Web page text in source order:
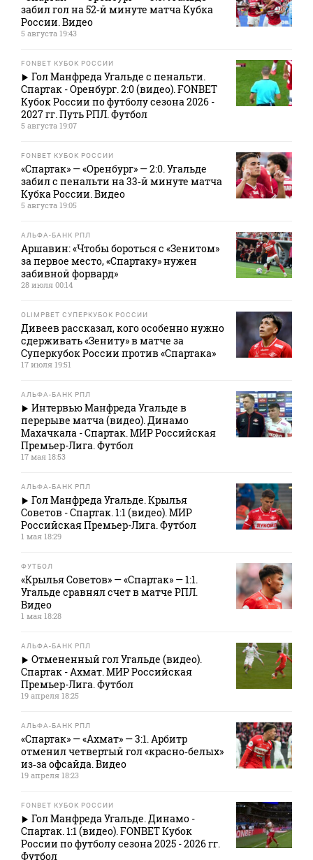
забил гол на 52‑й минуте матча Кубка
России. Видео
5 августа 19:43
FONBET КУБОК РОССИИ
Гол Манфреда Угальде с пенальти.
Спартак - Оренбург. 2:0 (видео). FONBET
Кубок России по футболу сезона 2026 -
2027 гг. Путь РПЛ. Футбол
5 августа 19:07
FONBET КУБОК РОССИИ
«Спартак» — «Оренбург» — 2:0. Угальде
забил с пенальти на 33‑й минуте матча
Кубка России. Видео
5 августа 19:05
АЛЬФА-БАНК РПЛ
Аршавин: «Чтобы бороться с «Зенитом»
за первое место, «Спартаку» нужен
забивной форвард»
28 июля 00:14
OLIMPBET СУПЕРКУБОК РОССИИ
Дивеев рассказал, кого особенно нужно
сдерживать «Зениту» в матче за
Суперкубок России против «Спартака»
17 июля 19:51
АЛЬФА-БАНК РПЛ
Интервью Манфреда Угальде в
перерыве матча (видео). Динамо
Махачкала - Спартак. МИР Российская
Премьер-Лига. Футбол
17 мая 18:53
АЛЬФА-БАНК РПЛ
Гол Манфреда Угальде. Крылья
Советов - Спартак. 1:1 (видео). МИР
Российская Премьер-Лига. Футбол
1 мая 18:29
ФУТБОЛ
«Крылья Советов» — «Спартак» — 1:1.
Угальде сравнял счет в матче РПЛ.
Видео
1 мая 18:28
АЛЬФА-БАНК РПЛ
Отмененный гол Угальде (видео).
Спартак - Ахмат. МИР Российская
Премьер-Лига. Футбол
19 апреля 18:25
АЛЬФА-БАНК РПЛ
«Спартак» — «Ахмат» — 3:1. Арбитр
отменил четвертый гол «красно‑белых»
из‑за офсайда. Видео
19 апреля 18:23
FONBET КУБОК РОССИИ
Гол Манфреда Угальде. Динамо -
Спартак. 1:1 (видео). FONBET Кубок
России по футболу сезона 2025 - 2026 гг.
Футбол